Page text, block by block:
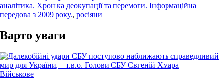
аналітика. Хроніка деокупації та перемоги. Інформаційна
передова з 2009 року., росіяни
Варто уваги
Опублікувати
Військове